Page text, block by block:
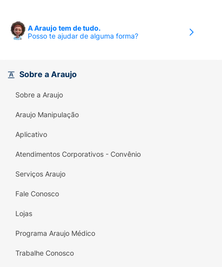
colorido e lúdico, com personagens que
atraem a atenção e tornam o kit mais
testados dermatologicamente, garantindo que
são seguros para o uso infantil.
Estimula a Criatividade:
kit incentiva as crianças a desenvolverem
suas habilidades artísticas e expressarem sua
uma excelente opção para presentear e
proporcionar diversão saudável para as
A Araujo tem de tudo.
Posso te ajudar de alguma forma?
Sobre a Araujo
Sobre a Araujo
Araujo Manipulação
Aplicativo
Atendimentos Corporativos - Convênio
Serviços Araujo
Fale Conosco
Lojas
Programa Araujo Médico
Trabalhe Conosco